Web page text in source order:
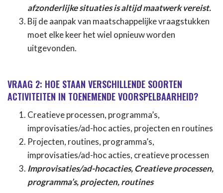
afzonderlijke situaties is altijd maatwerk vereist.
Bij de aanpak van maatschappelijke vraagstukken
moet elke keer het wiel opnieuw worden
uitgevonden.
VRAAG 2: HOE STAAN VERSCHILLENDE SOORTEN
ACTIVITEITEN IN TOENEMENDE VOORSPELBAARHEID?
Creatieve processen, programma’s,
improvisaties/ad-hoc acties, projecten en routines
Projecten, routines, programma’s,
improvisaties/ad-hoc acties, creatieve processen
Improvisaties/ad-hocacties, Creatieve processen,
programma’s, projecten, routines